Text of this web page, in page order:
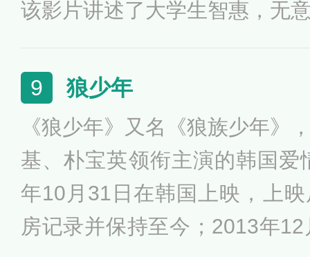
该影片讲述了大学生智惠，无
生，她们双双暗恋戏剧学会的
向的秀景要求梓希代写情书给
尚民的情感毫无保留地抒发出
的名字...2003年1月30日在韩
获得中国电影华表奖“外国影片
9 狼少年
《狼少年》又名《狼族少年》
基、朴宝英领衔主演的韩国爱
年10月31日在韩国上映，上
房记录并保持至今；2013年